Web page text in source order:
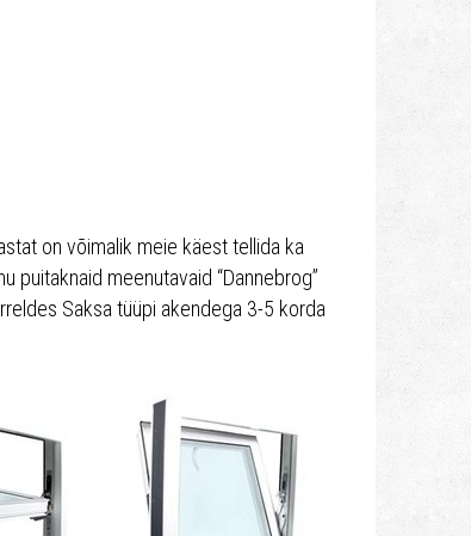
on võimalik meie käest tellida ka
puitaknaid meenutavaid “Dannebrog”
Saksa tüüpi akendega 3-5 korda